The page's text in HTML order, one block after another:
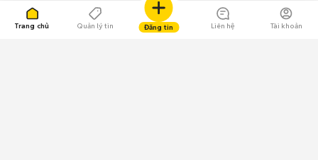
Trang chủ Quản lý tin Đăng tin Liên hệ Tài khoản